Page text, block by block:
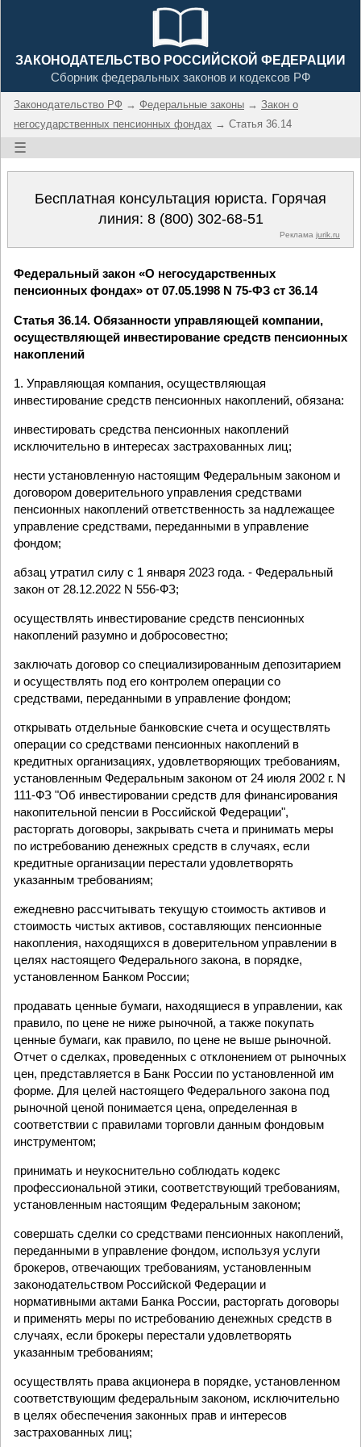
ЗАКОНОДАТЕЛЬСТВО РОССИЙСКОЙ ФЕДЕРАЦИИ
Сборник федеральных законов и кодексов РФ
Законодательство РФ → Федеральные законы → Закон о
негосударственных пенсионных фондах → Статья 36.14
☰
Бесплатная консультация юриста. Горячая
линия: 8 (800) 302-68-51
Реклама jurik.ru
Федеральный закон «О негосударственных
пенсионных фондах» от 07.05.1998 N 75-ФЗ ст 36.14
Статья 36.14. Обязанности управляющей компании,
осуществляющей инвестирование средств пенсионных
накоплений
1. Управляющая компания, осуществляющая
инвестирование средств пенсионных накоплений, обязана:
инвестировать средства пенсионных накоплений
исключительно в интересах застрахованных лиц;
нести установленную настоящим Федеральным законом и
договором доверительного управления средствами
пенсионных накоплений ответственность за надлежащее
управление средствами, переданными в управление
фондом;
абзац утратил силу с 1 января 2023 года. - Федеральный
закон от 28.12.2022 N 556-ФЗ;
осуществлять инвестирование средств пенсионных
накоплений разумно и добросовестно;
заключать договор со специализированным депозитарием
и осуществлять под его контролем операции со
средствами, переданными в управление фондом;
открывать отдельные банковские счета и осуществлять
операции со средствами пенсионных накоплений в
кредитных организациях, удовлетворяющих требованиям,
установленным Федеральным законом от 24 июля 2002 г. N
111-ФЗ "Об инвестировании средств для финансирования
накопительной пенсии в Российской Федерации",
расторгать договоры, закрывать счета и принимать меры
по истребованию денежных средств в случаях, если
кредитные организации перестали удовлетворять
указанным требованиям;
ежедневно рассчитывать текущую стоимость активов и
стоимость чистых активов, составляющих пенсионные
накопления, находящихся в доверительном управлении в
целях настоящего Федерального закона, в порядке,
установленном Банком России;
продавать ценные бумаги, находящиеся в управлении, как
правило, по цене не ниже рыночной, а также покупать
ценные бумаги, как правило, по цене не выше рыночной.
Отчет о сделках, проведенных с отклонением от рыночных
цен, представляется в Банк России по установленной им
форме. Для целей настоящего Федерального закона под
рыночной ценой понимается цена, определенная в
соответствии с правилами торговли данным фондовым
инструментом;
принимать и неукоснительно соблюдать кодекс
профессиональной этики, соответствующий требованиям,
установленным настоящим Федеральным законом;
совершать сделки со средствами пенсионных накоплений,
переданными в управление фондом, используя услуги
брокеров, отвечающих требованиям, установленным
законодательством Российской Федерации и
нормативными актами Банка России, расторгать договоры
и применять меры по истребованию денежных средств в
случаях, если брокеры перестали удовлетворять
указанным требованиям;
осуществлять права акционера в порядке, установленном
соответствующим федеральным законом, исключительно
в целях обеспечения законных прав и интересов
застрахованных лиц;